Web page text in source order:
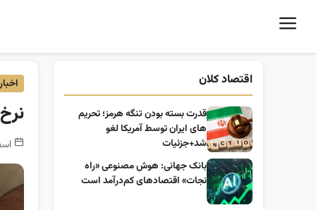
اقتصاد کلان
قدرت بسته بودن تنگه هرمز؛ تحریم
های ایران توسط آمریکا لغو
شد+جزئیات
بانک جهانی: هوش مصنوعی «راه
نجات» اقتصادهای کم‌درآمد است
اخبار
اسفند 4,